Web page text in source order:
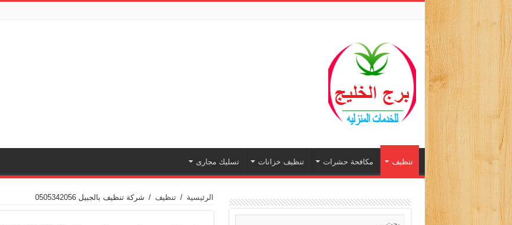
تنظيف مكافحة حشرات تنظيف خزانات تسليك مجارى
الرئيسية / تنظيف / شركة تنظيف بالجبيل 0505342056